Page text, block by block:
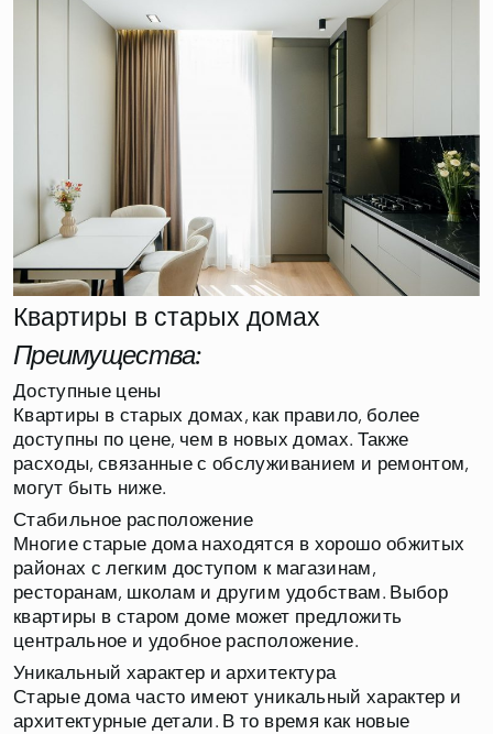
Квартиры в старых домах
Преимущества:
Доступные цены
Квартиры в старых домах, как правило, более
доступны по цене, чем в новых домах. Также
расходы, связанные с обслуживанием и ремонтом,
могут быть ниже.
Стабильное расположение
Многие старые дома находятся в хорошо обжитых
районах с легким доступом к магазинам,
ресторанам, школам и другим удобствам. Выбор
квартиры в старом доме может предложить
центральное и удобное расположение.
Уникальный характер и архитектура
Старые дома часто имеют уникальный характер и
архитектурные детали. В то время как новые